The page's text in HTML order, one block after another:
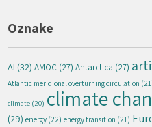
Oznake
AI (32) AMOC (27) Antarctica (27)
Atlantic meridional overturning circulation
climate (20) climate
(29) energy (22) energy transition (21)